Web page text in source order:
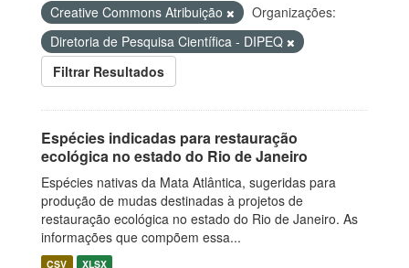
Creative Commons Atribuição
Organizações:
Diretoria de Pesquisa Científica - DIPEQ
Filtrar Resultados
Espécies indicadas para restauração
ecológica no estado do Rio de Janeiro
Espécies nativas da Mata Atlântica, sugeridas para
produção de mudas destinadas à projetos de
restauração ecológica no estado do Rio de Janeiro. As
informações que compõem essa...
CSV XLSX